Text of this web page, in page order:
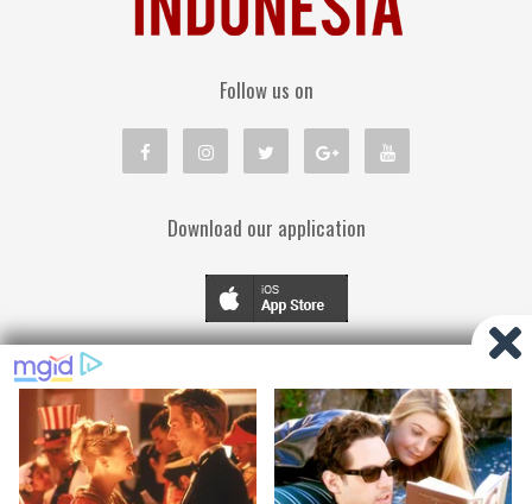
Follow us on
Download our application
TENTANG KAMI PEDOMAN MEDIA SIBER
KEBIJAKAN PRIVASI